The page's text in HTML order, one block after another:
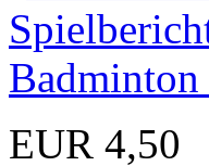
EUR 4,50